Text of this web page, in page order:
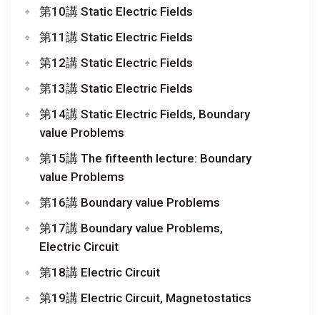
第10講 Static Electric Fields
第11講 Static Electric Fields
第12講 Static Electric Fields
第13講 Static Electric Fields
第14講 Static Electric Fields, Boundary
value Problems
第15講 The fifteenth lecture: Boundary
value Problems
第16講 Boundary value Problems
第17講 Boundary value Problems,
Electric Circuit
第18講 Electric Circuit
第19講 Electric Circuit, Magnetostatics